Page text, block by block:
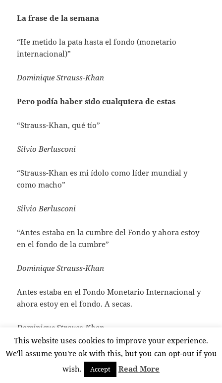
La frase de la semana
“He metido la pata hasta el fondo (monetario
internacional)”
Dominique Strauss-Khan
Pero podía haber sido cualquiera de estas
“Strauss-Khan, qué tío”
Silvio Berlusconi
“Strauss-Khan es mi ídolo como líder mundial y
como macho”
Silvio Berlusconi
“Antes estaba en la cumbre del Fondo y ahora estoy
en el fondo de la cumbre”
Dominique Strauss-Khan
Antes estaba en el Fondo Monetario Internacional y
ahora estoy en el fondo. A secas.
Dominique Strauss-Khan
“Jummmm, si señor, bonito culo”
El preso 1567 a Dominique Strauss-Khan
This website uses cookies to improve your experience.
We'll assume you're ok with this, but you can opt-out if you
wish.
Accept Read More